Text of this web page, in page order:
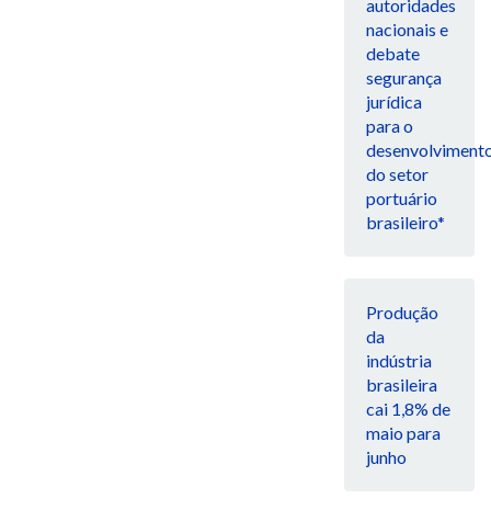
autoridades
nacionais e
debate
segurança
jurídica
para o
do setor
portuário
brasileiro*
Produção
da
indústria
brasileira
cai 1,8% de
maio para
junho